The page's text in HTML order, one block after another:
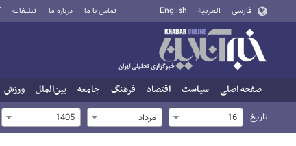
فارسی العربية English تماس با ما درباره ما تبلیغات
صفحه اصلی سیاست اقتصاد فرهنگ جامعه بین‌الملل ورزش
تاریخ 16 مرداد 1405